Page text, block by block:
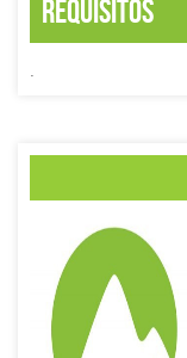
Requisitos
.